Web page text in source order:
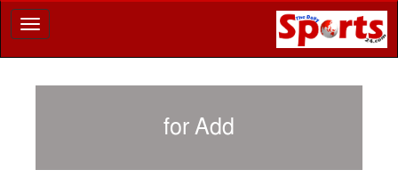
Toggle
navigation
for Add